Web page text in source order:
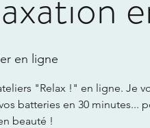
en ligne
"Relax !" en ligne. Je
batteries en 30 minutes...
beauté !